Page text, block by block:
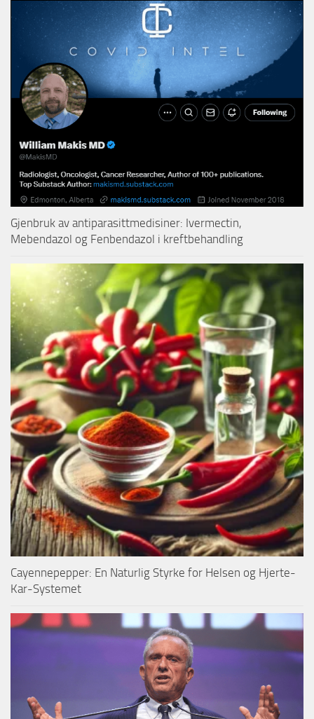
Gjenbruk av antiparasittmedisiner: Ivermectin,
Mebendazol og Fenbendazol i kreftbehandling
Cayennepepper: En Naturlig Styrke for Helsen og Hjerte-
Kar-Systemet